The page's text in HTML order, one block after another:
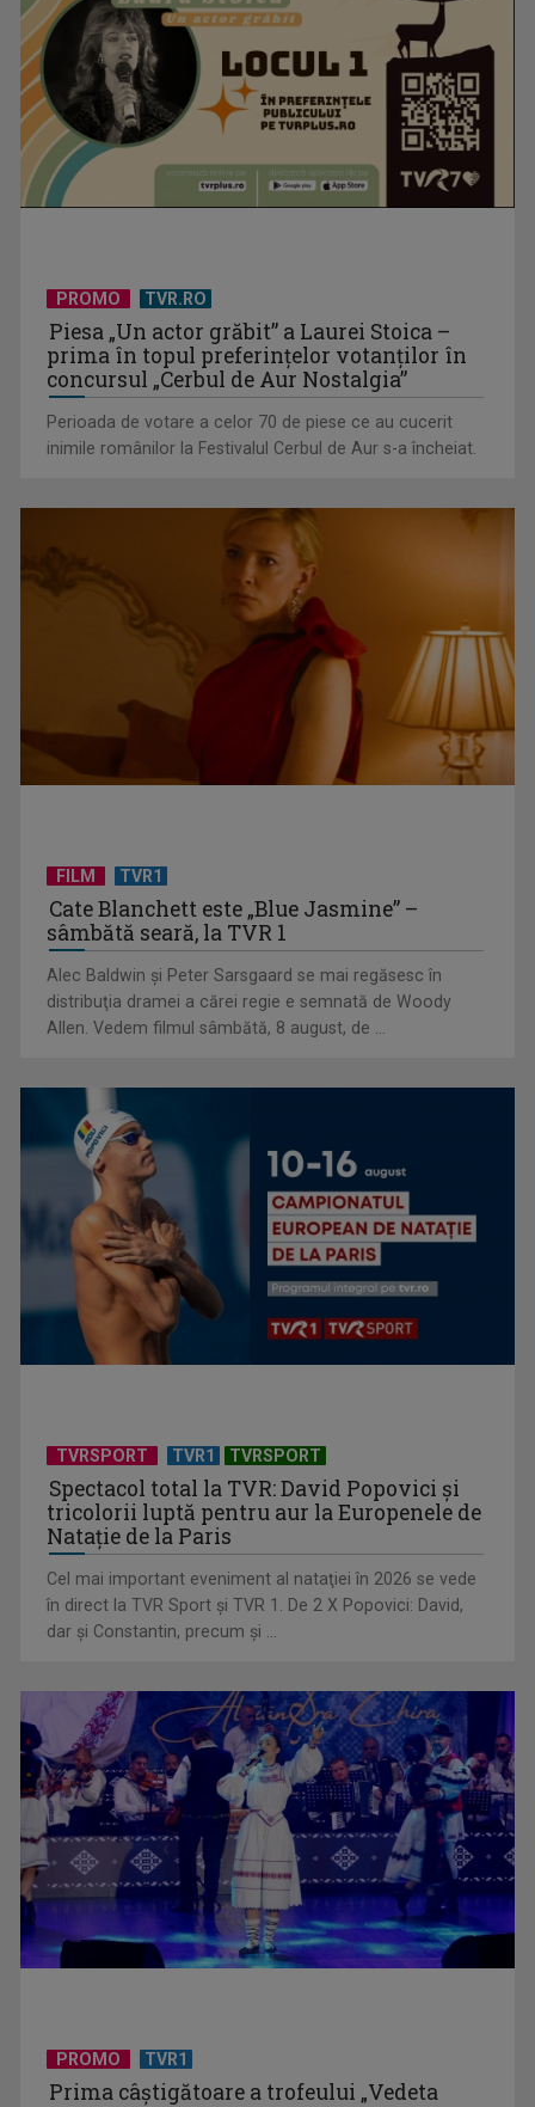
Campionatelor ...
Virtuozitate și sonorităţi populare surprinzătoare, în a doua
Primul Palme d'Or al lui Emir Kusturica este „Filmul de artă”
de duminică, ...
Cum ar fi „Vacanţa în casa din Franţa”? Ne facem o idee
urmărind ...
loialitate și ...
Horaţiu Mălăele ...
PROMO TVR.RO
Piesa „Un actor grăbit” a Laurei Stoica –
prima în topul preferinţelor votanţilor în
concursul „Cerbul de Aur Nostalgia”
Perioada de votare a celor 70 de piese ce au cucerit
inimile românilor la Festivalul Cerbul de Aur s-a încheiat.
FILM TVR1
Cate Blanchett este „Blue Jasmine” –
sâmbătă seară, la TVR 1
Alec Baldwin şi Peter Sarsgaard se mai regăsesc în
distribuţia dramei a cărei regie e semnată de Woody
Allen. Vedem filmul sâmbătă, 8 august, de ...
TVRSPORT TVR1 TVRSPORT
Spectacol total la TVR: David Popovici și
tricolorii luptă pentru aur la Europenele de
Natație de la Paris
Cel mai important eveniment al nataţiei în 2026 se vede
în direct la TVR Sport şi TVR 1. De 2 X Popovici: David,
dar şi Constantin, precum şi ...
PROMO TVR1
Prima câştigătoare a trofeului „Vedeta